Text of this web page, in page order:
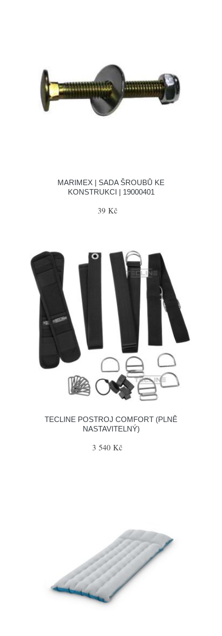
MARIMEX | SADA ŠROUBŮ KE
KONSTRUKCI | 19000401
39 Kč
TECLINE POSTROJ COMFORT (PLNĚ
NASTAVITELNÝ)
3 540 Kč